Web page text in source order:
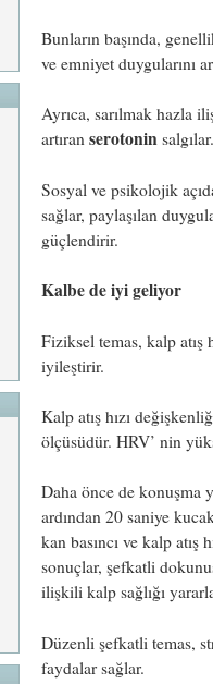
Bunların başında,
ve emniyet duygularını
Ayrıca, sarılmak hazla
artıran serotonin salgılar.
Sosyal ve psikolojik
sağlar, paylaşılan
güçlendirir.
Kalbe de iyi geliyor
Fiziksel temas, kalp atış
iyileştirir.
Kalp atış hızı
ölçüsüdür. HRV’ nin
Daha önce de konuşma
ardından 20 saniye
kan basıncı ve kalp atış
sonuçlar, şefkatli
ilişkili kalp sağlığı
Düzenli şefkatli temas,
faydalar sağlar.